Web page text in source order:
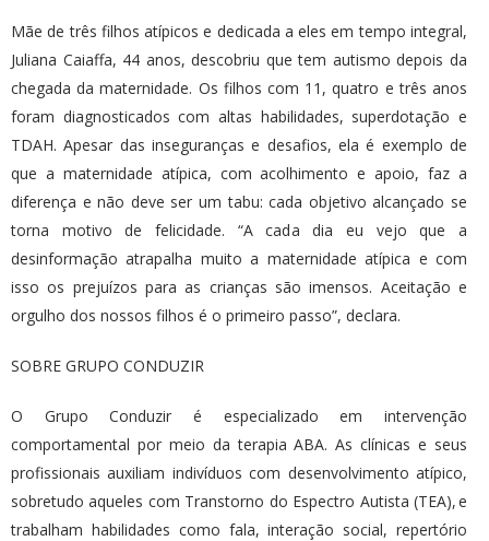
Mãe de três filhos atípicos e dedicada a eles em tempo integral,
Juliana Caiaffa, 44 anos, descobriu que tem autismo depois da
chegada da maternidade. Os filhos com 11, quatro e três anos
foram diagnosticados com altas habilidades, superdotação e
TDAH. Apesar das inseguranças e desafios, ela é exemplo de
que a maternidade atípica, com acolhimento e apoio, faz a
diferença e não deve ser um tabu: cada objetivo alcançado se
torna motivo de felicidade. “A cada dia eu vejo que a
desinformação atrapalha muito a maternidade atípica e com
isso os prejuízos para as crianças são imensos. Aceitação e
orgulho dos nossos filhos é o primeiro passo”, declara.
SOBRE GRUPO CONDUZIR
O Grupo Conduzir é especializado em intervenção
comportamental por meio da terapia ABA. As clínicas e seus
profissionais auxiliam indivíduos com desenvolvimento atípico,
sobretudo aqueles com Transtorno do Espectro Autista (TEA), e
trabalham habilidades como fala, interação social, repertório